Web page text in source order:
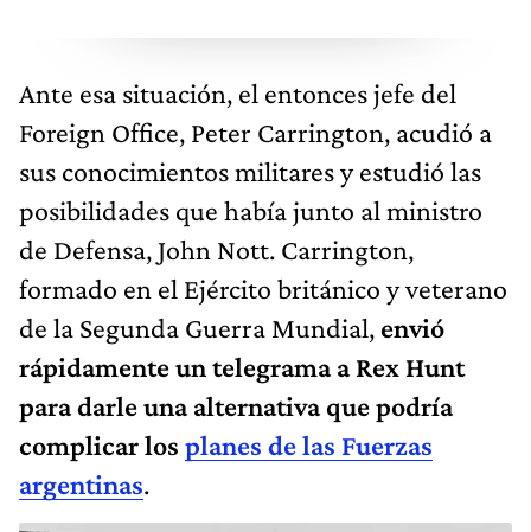
Ante esa situación, el entonces jefe del
Foreign Office, Peter Carrington, acudió a
sus conocimientos militares y estudió las
posibilidades que había junto al ministro
de Defensa, John Nott. Carrington,
formado en el Ejército británico y veterano
de la Segunda Guerra Mundial, envió
rápidamente un telegrama a Rex Hunt
para darle una alternativa que podría
complicar los planes de las Fuerzas
argentinas.